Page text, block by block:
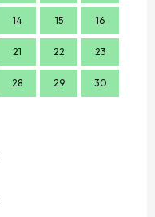
14 15 16
21 22 23
28 29 30